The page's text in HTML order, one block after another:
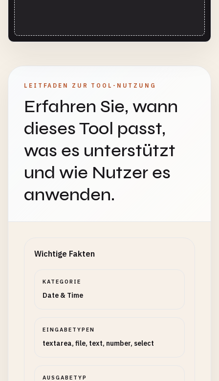
LEITFADEN ZUR TOOL-NUTZUNG
Erfahren Sie, wann
dieses Tool passt,
was es unterstützt
und wie Nutzer es
anwenden.
Wichtige Fakten
KATEGORIE
Date & Time
EINGABETYPEN
textarea, file, text, number, select
AUSGABETYP